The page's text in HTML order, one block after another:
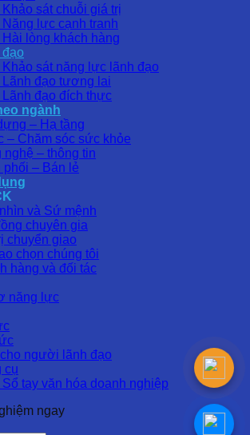
Khảo sát chuỗi giá trị
Năng lực cạnh tranh
Hài lòng khách hàng
đạo
Khảo sát năng lực lãnh đạo
Lãnh đạo tương lai
Lãnh đạo đích thực
ngành
– Hạ tầng
– Chăm sóc sức khỏe
nghệ – thông tin
phối – Bán lẻ
và Sứ mệnh
chuyên gia
chuyển giao
chọn chúng tôi
hàng và đối tác
năng lực
người lãnh đạo
cụ
Sổ tay văn hóa doanh nghiệp
ngay